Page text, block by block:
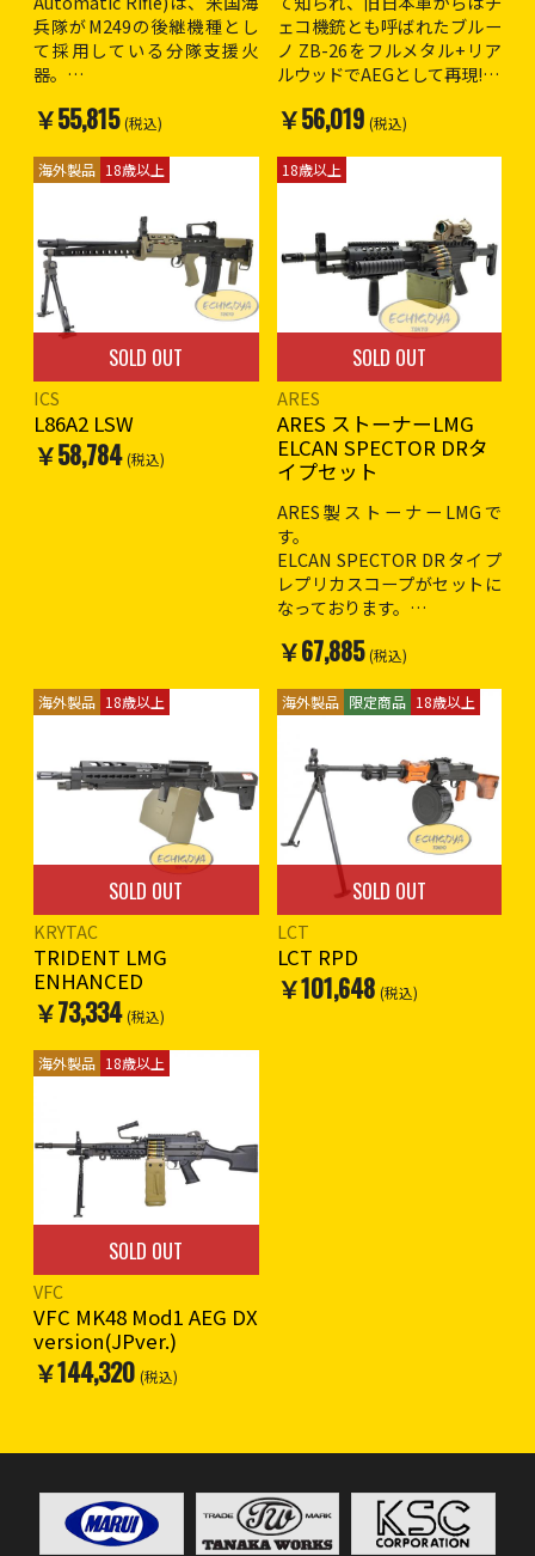
※海外製品のため作動や外観
(外装の塗装や仕上げ)など日
本製エアガンよりも著しく劣
る場合の物がございます。
輸出元での細かな傷塗装ハゲ
などある場合があります。ご
了承の上ご購入お願いしま
※18歳以上対象
兵隊がM249の後継機種とし
て採用している分隊支援火
器。
たライフルがM27IARとして
16.5inに延長したロングハン
アウターバレルにはM16同様
のバヨネットマウントが装備
されている。
M249よりも機動性と命中精
度が優れており、部隊や任務
に応じて採用が開始されてい
全長 : 860-942mm
重量 : 3,435g
バレル長 : 16.5インチ
・ロングクァッドレイルハン
・16.5インチアウターバレル
装備
・バヨネットマウント装備
・KAC フリップアップフロン
トサイト装備
・KAC Microリアサイト装備
・IARチャージングハンドル
装備
・HK416E1バットストック装
備
・HK416バトルグリップ装備
・JPバージョンパーツ搭載
・全商品シリアルナンバー付
・M27IAR本体
・300連射マガジン
・マニュアル(英文)
・ハードガンケース付属
※18歳以上対象
￥55,815 (税込)
ェコ機銃とも呼ばれたブルー
ノ ZB-26をフルメタル+リア
ルウッドでAEGとして再現!
全長 : 1,190mm
装弾数 : 500発
※こちらの商品は送料2,000
円になります。
※海外製品のため作動や外観
(外装の塗装や仕上げ)など日
本製エアガンよりも著しく劣
る場合の物がございます。
輸出元での細かな傷塗装ハゲ
などある場合があります。ご
了承の上ご購入お願いしま
す。
※18歳以上対象
￥56,019 (税込)
海外製品 18歳以上
SOLD OUT
ICS
L86A2 LSW
￥58,784 (税込)
18歳以上
SOLD OUT
ARES
ARES ストーナーLMG
ELCAN SPECTOR DRタ
イプセット
ARES製ストーナーLMGで
す。
ELCAN SPECTOR DRタイプ
レプリカスコープがセットに
なっております。
全長 : 790mm〜920mm
装弾数 : 500発
可変式HOP
6ポジション可変ストック
レイルカバー3枚セット
バッテリーはスティックバッ
テリーを使用
※18歳以上対象
￥67,885 (税込)
海外製品 18歳以上
SOLD OUT
KRYTAC
TRIDENT LMG
ENHANCED
￥73,334 (税込)
海外製品 限定商品 18歳以上
SOLD OUT
LCT
LCT RPD
￥101,648 (税込)
海外製品 18歳以上
SOLD OUT
VFC
VFC MK48 Mod1 AEG DX
version(JPver.)
￥144,320 (税込)